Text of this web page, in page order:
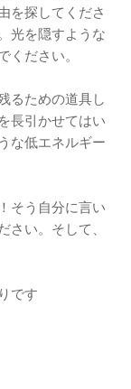
を探してくださ
光を隠すような
ください。
るための道具し
長引かせてはい
な低エネルギー
そう自分に言い
さい。そして、
です